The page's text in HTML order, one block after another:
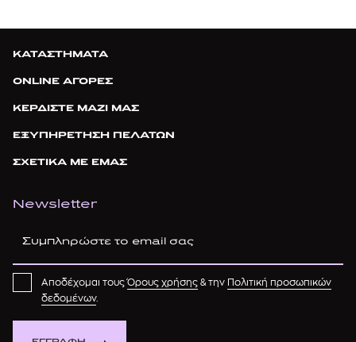
ΚΑΤΑΣΤΗΜΑΤΑ
ONLINE ΑΓΟΡΕΣ
ΚΕΡΔΙΣΤΕ ΜΑΖΙ ΜΑΣ
ΕΞΥΠΗΡΕΤΗΣΗ ΠΕΛΑΤΩΝ
ΣΧΕΤΙΚΑ ΜΕ ΕΜΑΣ
Newsletter
Αποδέχομαι τουςΌρους χρήσης & την Πολιτική προσωπικών
δεδομένων.